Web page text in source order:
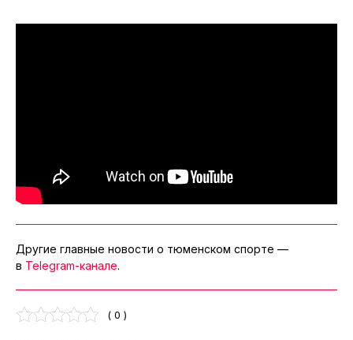
Другие главные новости о тюменском спорте —
в Telegram-канале.
( 0 )